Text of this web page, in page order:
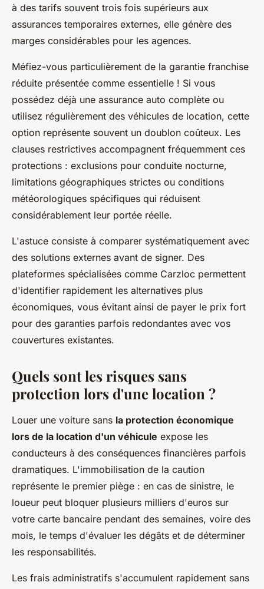
à des tarifs souvent trois fois supérieurs aux
assurances temporaires externes, elle génère des
marges considérables pour les agences.
Méfiez-vous particulièrement de la garantie franchise
réduite présentée comme essentielle ! Si vous
possédez déjà une assurance auto complète ou
utilisez régulièrement des véhicules de location, cette
option représente souvent un doublon coûteux. Les
clauses restrictives accompagnent fréquemment ces
protections : exclusions pour conduite nocturne,
limitations géographiques strictes ou conditions
météorologiques spécifiques qui réduisent
considérablement leur portée réelle.
L'astuce consiste à comparer systématiquement avec
des solutions externes avant de signer. Des
plateformes spécialisées comme Carzloc permettent
d'identifier rapidement les alternatives plus
économiques, vous évitant ainsi de payer le prix fort
pour des garanties parfois redondantes avec vos
couvertures existantes.
Quels sont les risques sans
protection lors d'une location ?
Louer une voiture sans la protection économique
lors de la location d'un véhicule expose les
conducteurs à des conséquences financières parfois
dramatiques. L'immobilisation de la caution
représente le premier piège : en cas de sinistre, le
loueur peut bloquer plusieurs milliers d'euros sur
votre carte bancaire pendant des semaines, voire des
mois, le temps d'évaluer les dégâts et de déterminer
les responsabilités.
Les frais administratifs s'accumulent rapidement sans